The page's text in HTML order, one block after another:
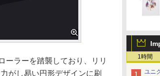
1時間
ユニ
ラーを踏襲しており、リリ
がし易い円形デザインに刷